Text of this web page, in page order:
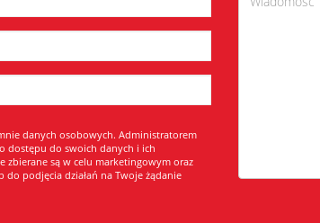
danych osobowych. Administratorem
dostępu do swoich danych i ich
są w celu marketingowym oraz
podjęcia działań na Twoje żądanie